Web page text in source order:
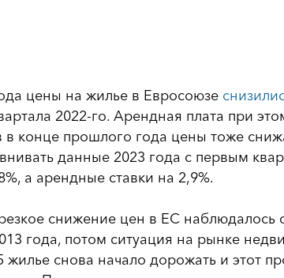
цены на жилье в Евросоюзе
2022-го. Арендная плата при
в конце прошлого года цены тоже
данные 2023 года с первым
а арендные ставки на 2,9%.
снижение цен в ЕС наблюдалось
года, потом ситуация на рынке
жилье снова начало дорожать и этот